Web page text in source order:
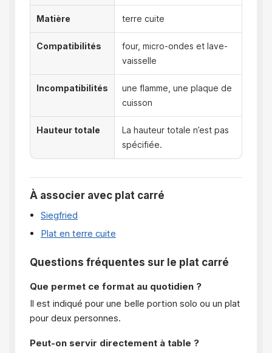
Matière terre cuite
Compatibilités
four, micro-ondes et lave-
vaisselle
Incompatibilités
une flamme, une plaque de
cuisson
Hauteur totale
La hauteur totale n’est pas
spécifiée.
À associer avec plat carré
Siegfried
Plat en terre cuite
Questions fréquentes sur le plat carré
Que permet ce format au quotidien ?
Il est indiqué pour une belle portion solo ou un plat
pour deux personnes.
Peut-on servir directement à table ?